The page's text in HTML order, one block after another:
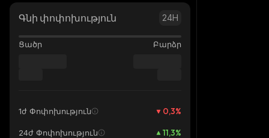
Գնի փոփոխություն 24H
Ցածր Բարձր
1ժ Փոփոխություն 0,3%
24ժ Փոփոխություն 11,3%